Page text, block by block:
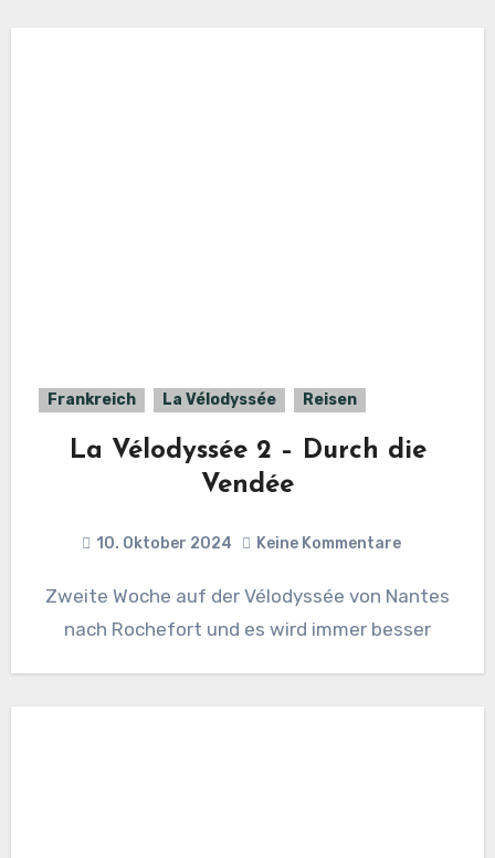
Frankreich La Vélodyssée Reisen
La Vélodyssée 2 – Durch die
Vendée
10. Oktober 2024 Keine Kommentare
Zweite Woche auf der Vélodyssée von Nantes
nach Rochefort und es wird immer besser